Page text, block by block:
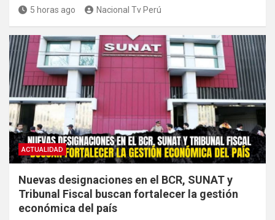
5 horas ago Nacional Tv Perú
ACTUALIDAD
Nuevas designaciones en el BCR, SUNAT y
Tribunal Fiscal buscan fortalecer la gestión
económica del país